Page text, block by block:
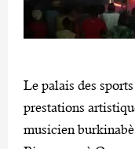
Le palais des
prestations
musicien